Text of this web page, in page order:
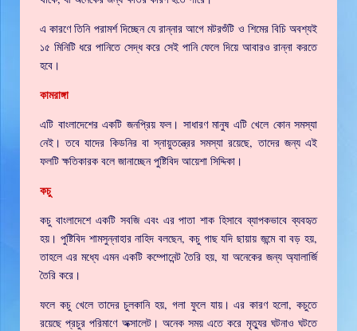
এ কারণে তিনি পরামর্শ দিচ্ছেন যে রান্নার আগে মটরশুঁটি ও শিমের বিচি অবশ্যই
১৫ মিনিটি ধরে পানিতে সেদ্ধ করে সেই পানি ফেলে দিয়ে আবারও রান্না করতে
হবে।
কামরাঙ্গা
এটি বাংলাদেশের একটি জনপ্রিয় ফল। সাধারণ মানুষ এটি খেলে কোন সমস্যা
নেই। তবে যাদের কিডনির বা স্নায়ুতন্ত্রের সমস্যা রয়েছে, তাদের জন্য এই
ফলটি ক্ষতিকারক বলে জানাচ্ছেন পুষ্টিবিদ আয়েশা সিদ্দিকা।
কচু
কচু বাংলাদেশে একটি সবজি এবং এর পাতা শাক হিসাবে ব্যাপকভাবে ব্যবহৃত
হয়। পুষ্টিবিদ শামসুন্নাহার নাহিদ বলছেন, কচু গাছ যদি ছায়ায় জন্মে বা বড় হয়,
তাহলে এর মধ্যে এমন একটি কম্পোনেন্ট তৈরি হয়, যা অনেকের জন্য অ্যালার্জি
তৈরি করে।
ফলে কচু খেলে তাদের চুলকানি হয়, গলা ফুলে যায়। এর কারণ হলো, কচুতে
রয়েছে প্রচুর পরিমাণে অক্সালেট। অনেক সময় এতে করে মৃত্যুর ঘটনাও ঘটতে